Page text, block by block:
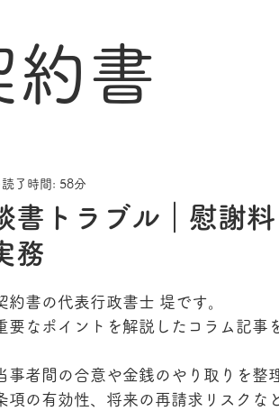
約書
書トラブル｜慰謝
務
読了時間: 58分
書の代表行政書士 堤です。
なポイントを解説したコラム記事
事者間の合意や金銭のやり取りを整
項の有効性、将来の再請求リスクな